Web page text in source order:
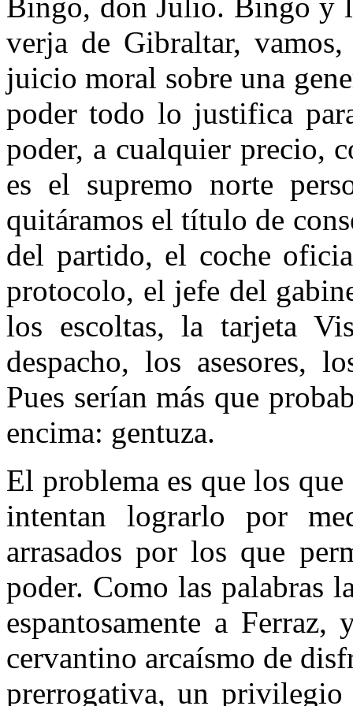
verja de Gibraltar,
juicio moral sobre una
poder todo lo justifica
poder, a cualquier precio,
es el supremo norte
quitáramos el título de
del partido, el coche
protocolo, el jefe del
los escoltas, la tarjeta
despacho, los asesores,
Pues serían más que
encima: gentuza.
El problema es que los que
intentan lograrlo por
arrasados por los que
poder. Como las palabras
espantosamente a Ferraz,
cervantino arcaísmo de
prerrogativa, un